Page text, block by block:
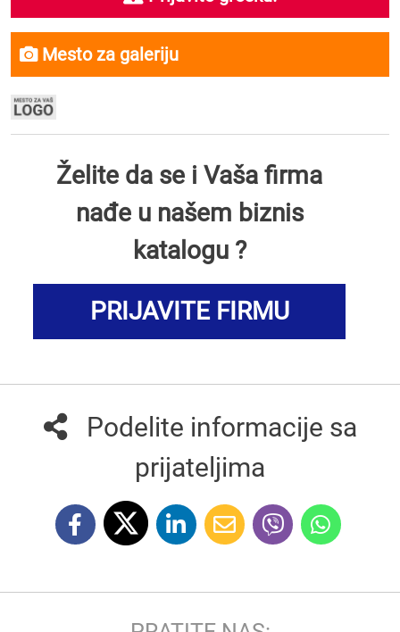
Mesto za galeriju
Želite da se i Vaša firma
nađe u našem biznis
katalogu ?
PRIJAVITE FIRMU
Podelite informacije sa
prijateljima